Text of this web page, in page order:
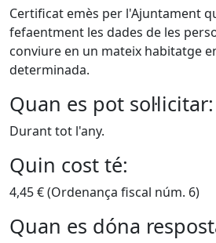
Certificat emès per l'Ajuntament
fefaentment les dades de les
conviure en un mateix habitatge
determinada.
Quan es pot sol·licitar:
Durant tot l'any.
Quin cost té:
4,45 € (Ordenança fiscal núm. 6)
Quan es dóna